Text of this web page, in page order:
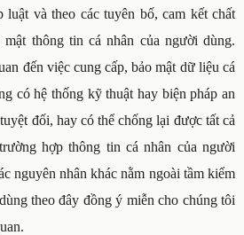
luật và theo các tuyên bố, cam kết chất
thông tin cá nhân của người dùng.
đến việc cung cấp, bảo mật dữ liệu cá
có hệ thống kỹ thuật hay biện pháp an
đối, hay có thể chống lại được tất cả
hợp thông tin cá nhân của người
nguyên nhân khác nằm ngoài tầm kiểm
theo đây đồng ý miễn cho chúng tôi